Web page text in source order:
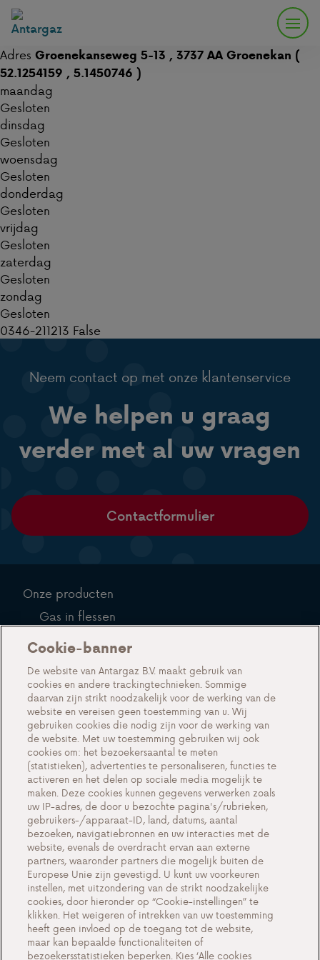
Adres Groenekanseweg 5-13 , 3737 AA Groenekan (
52.1254159 , 5.1450746 )
maandag
Gesloten
dinsdag
Gesloten
woensdag
Gesloten
donderdag
Gesloten
vrijdag
Gesloten
zaterdag
Gesloten
zondag
Gesloten
0346-211213 False
Neem contact op met onze klantenservice
We helpen u graag
verder met al uw vragen
Contactformulier
Onze producten
Gas in flessen
Gas in tanks
Over ons
Acties
Events
Werken bij Antargaz
Veelgestelde vragen
Contact
Cookie-instellingen
Cookiebeleid
Privacyverklaring
Contact
Belangrijke documenten
Cookie-banner
De website van Antargaz B.V. maakt gebruik van
cookies en andere trackingtechnieken. Sommige
daarvan zijn strikt noodzakelijk voor de werking van de
website en vereisen geen toestemming van u. Wij
gebruiken cookies die nodig zijn voor de werking van
de website. Met uw toestemming gebruiken wij ook
cookies om: het bezoekersaantal te meten
(statistieken), advertenties te personaliseren, functies te
activeren en het delen op sociale media mogelijk te
maken. Deze cookies kunnen gegevens verwerken zoals
uw IP-adres, de door u bezochte pagina's/rubrieken,
gebruikers-/apparaat-ID, land, datums, aantal
bezoeken, navigatiebronnen en uw interacties met de
website, evenals de overdracht ervan aan externe
partners, waaronder partners die mogelijk buiten de
Europese Unie zijn gevestigd. U kunt uw voorkeuren
instellen, met uitzondering van de strikt noodzakelijke
cookies, door hieronder op “Cookie-instellingen” te
klikken. Het weigeren of intrekken van uw toestemming
heeft geen invloed op de toegang tot de website,
maar kan bepaalde functionaliteiten of
bezoekersstatistieken beperken. Kies ‘Alle cookies